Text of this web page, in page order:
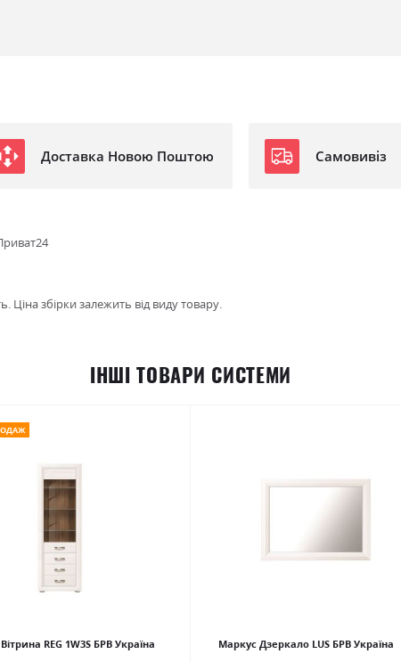
Доставка Новою Поштою Самовивіз
Ціна збірки залежить від виду товару.
ІНШІ ТОВАРИ СИСТЕМИ
REG 1W3S БРВ Україна Маркус Дзеркало LUS БРВ Україна